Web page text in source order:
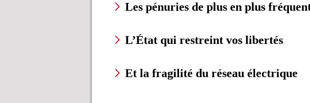
Les pénuries de plus en plus
L’État qui restreint vos libertés
Et la fragilité du réseau électrique